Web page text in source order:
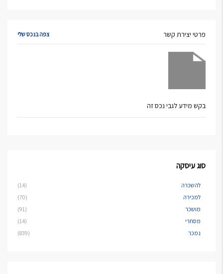
פרטי יצירת קשר צפה בנכס שלי
בקש מידע לגבי נכס זה
סוג עיסקה
להשכרה
(14)
למכירה
(70)
מושכר
(91)
מסחרי
(14)
נמכר
(839)